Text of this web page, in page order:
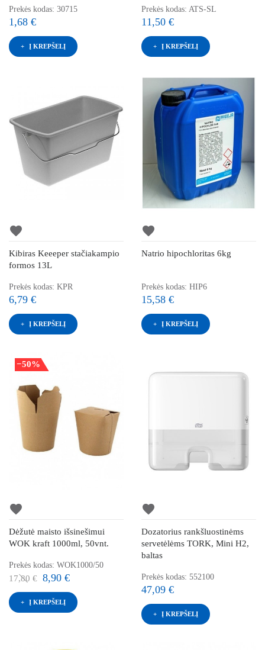
Prekės kodas: 30715
1,68 €
Į KREPŠELĮ
Prekės kodas: ATS-SL
11,50 €
Į KREPŠELĮ
favorite
Kibiras Keeeper stačiakampio
formos 13L
Prekės kodas: KPR
6,79 €
Į KREPŠELĮ
favorite
Natrio hipochloritas 6kg
Prekės kodas: HIP6
15,58 €
Į KREPŠELĮ
−50%
favorite
Dėžutė maisto išsinešimui
WOK kraft 1000ml, 50vnt.
Prekės kodas: WOK1000/50
17,80 € 8,90 €
Į KREPŠELĮ
favorite
Dozatorius rankšluostinėms
servetėlėms TORK, Mini H2,
baltas
Prekės kodas: 552100
47,09 €
Į KREPŠELĮ